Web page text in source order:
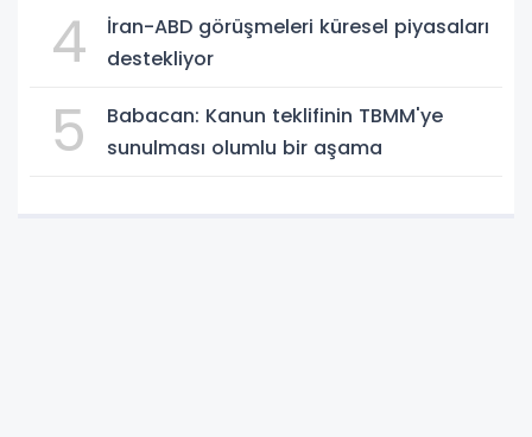
4
İran-ABD görüşmeleri küresel piyasaları
destekliyor
5
Babacan: Kanun teklifinin TBMM'ye
sunulması olumlu bir aşama